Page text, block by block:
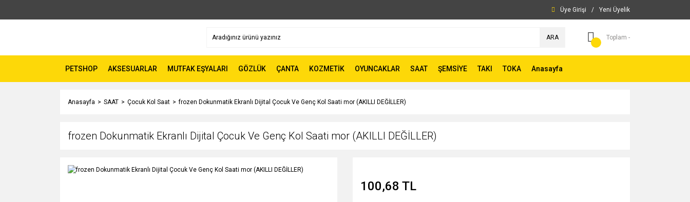
Üye Girişi / Yeni Üyelik
ARA Toplam -
PETSHOP AKSESUARLAR MUTFAK EŞYALARI GÖZLÜK ÇANTA KOZMETİK OYUNCAKLAR SAAT ŞEMSİYE TAKI TOKA Anasayfa
Anasayfa SAAT Çocuk Kol Saat frozen Dokunmatik Ekranlı Dijital Çocuk Ve Genç Kol Saati mor (AKILLI DEĞİLLER)
frozen Dokunmatik Ekranlı Dijital Çocuk Ve Genç Kol Saati mor (AKILLI DEĞİLLER)
100,68 TL